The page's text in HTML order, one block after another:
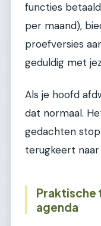
functies
per maand),
proefversies
geduldig met
Als je hoofd
dat normaal.
gedachten
terugkeert naar
Praktische
agenda